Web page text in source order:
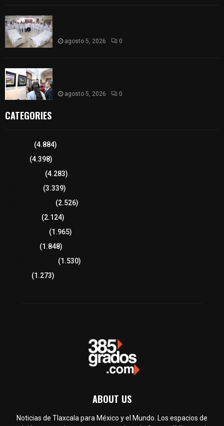
agosto 5, 2026 0
agosto 5, 2026 0
CATEGORIES
(4.884)
(4.398)
(4.283)
(3.339)
(2.526)
(2.124)
(1.965)
(1.848)
(1.530)
(1.273)
ABOUT US
Noticias de Tlaxcala para México y el Mundo. Los espacios de